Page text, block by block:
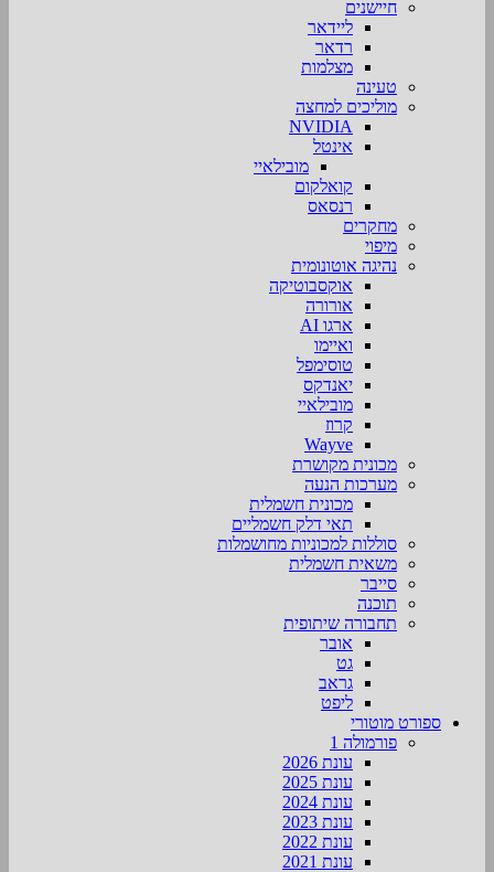
חיישנים
ליידאר
רדאר
מצלמות
טעינה
מוליכים למחצה
NVIDIA
אינטל
מובילאיי
קואלקום
רנסאס
מחקרים
מיפוי
נהיגה אוטונומית
אוקסבוטיקה
אורורה
ארגו AI
ואיימו
טוסימפל
יאנדקס
מובילאיי
קרוז
Wayve
מכונית מקושרת
מערכות הנעה
מכונית חשמלית
תאי דלק חשמליים
סוללות למכוניות מחושמלות
משאית חשמלית
סייבר
תוכנה
תחבורה שיתופית
אובר
גט
גראב
ליפט
ספורט מוטורי
פורמולה 1
עונת 2026
עונת 2025
עונת 2024
עונת 2023
עונת 2022
עונת 2021